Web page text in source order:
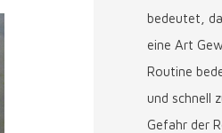
bedeutet,
eine Art
Routine
und schnell
Gefahr der